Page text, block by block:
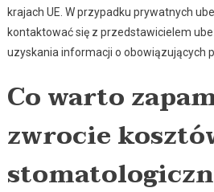
krajach UE. W przypadku prywatnych
kontaktować się z przedstawicielem
uzyskania informacji o obowiązujących
Co warto
zwrocie